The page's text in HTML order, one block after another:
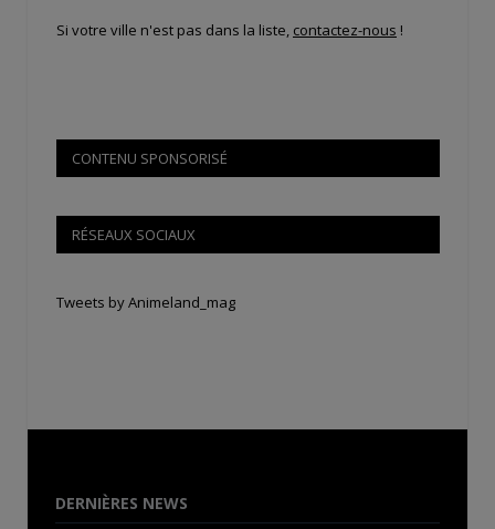
Si votre ville n'est pas dans la liste, contactez-nous !
CONTENU SPONSORISÉ
RÉSEAUX SOCIAUX
Tweets by Animeland_mag
DERNIÈRES NEWS